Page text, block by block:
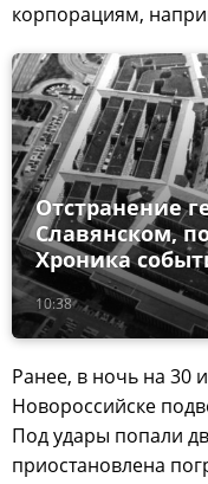
корпорациям,
10:38
Отстранение
Славянском,
Хроника
Ранее, в ночь на 30
Новороссийске
Под удары попали
приостановлена